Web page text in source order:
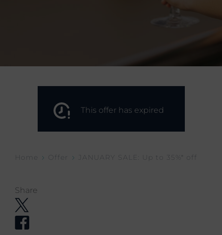
This offer has expired
Home JANUARY SALE: Up to 35%* off
Share